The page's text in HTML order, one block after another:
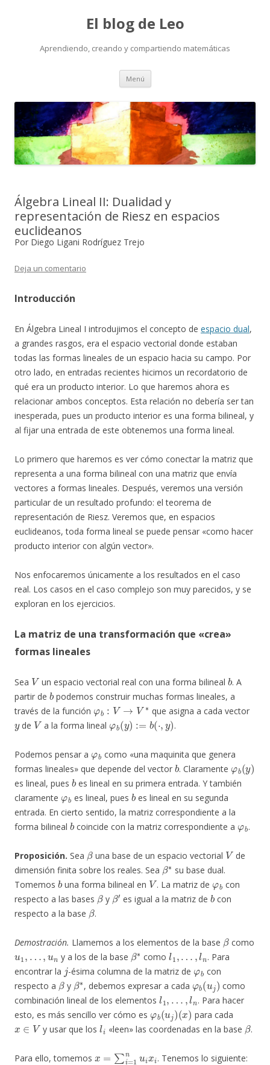
El blog de Leo
Aprendiendo, creando y compartiendo matemáticas
Menú Saltar
contenido
Álgebra Lineal II: Dualidad y
representación de Riesz en espacios
euclideanos
Por Diego Ligani Rodríguez Trejo
Deja un comentario
Introducción
En Álgebra Lineal I introdujimos el concepto de espacio dual,
a grandes rasgos, era el espacio vectorial donde estaban
todas las formas lineales de un espacio hacia su campo. Por
otro lado, en entradas recientes hicimos un recordatorio de
qué era un producto interior. Lo que haremos ahora es
relacionar ambos conceptos. Esta relación no debería ser tan
inesperada, pues un producto interior es una forma bilineal, y
al fijar una entrada de este obtenemos una forma lineal.
Lo primero que haremos es ver cómo conectar la matriz que
representa a una forma bilineal con una matriz que envía
vectores a formas lineales. Después, veremos una versión
particular de un resultado profundo: el teorema de
representación de Riesz. Veremos que, en espacios
euclideanos, toda forma lineal se puede pensar «como hacer
producto interior con algún vector».
Nos enfocaremos únicamente a los resultados en el caso
real. Los casos en el caso complejo son muy parecidos, y se
exploran en los ejercicios.
La matriz de una transformación que «crea»
formas lineales
Sea
V
un espacio vectorial real con una forma bilineal
b
. A
partir de
b
podemos construir muchas formas lineales, a
través de la función
φb:V→V ∗
que asigna a cada vector
y
de
V
a la forma lineal
φ b( y := (⋅,y)
.
Podemos pensar a
como «una maquinita que genera
formas lineales» que depende del vector
b
. Claramente
φ b( y
es lineal, pues
b
es lineal en su primera entrada. Y también
claramente
φb
es lineal, pues
b
es lineal en su segunda
entrada. En cierto sentido, la matriz correspondiente a la
forma bilineal
b
coincide con la matriz correspondiente a .
Proposición. Sea
β
una base de un espacio vectorial
V
de
dimensión finita sobre los reales. Sea
β∗
su base dual.
Tomemos
b
una forma bilineal en
V
. La matriz de
φb
con
respecto a las bases
β
y
β′
es igual a la matriz de
b
con
respecto a la base
β
.
Demostración. Llamemos a los elementos de la base
β
como
u1,…,un
y a los de la base
β∗
como
l1 …, ln
. Para
encontrar la
-ésima columna de la matriz de
φb
con
respecto a
β
y
β∗
, debemos expresar a cada
φb(uj)
como
combinación lineal de los elementos
l1 …,ln
. Para hacer
esto, es más sencillo ver cómo es
φ b(uj) ( x)
para cada
x∈V
y usar que los
li
«leen» las coordenadas en la base
β
.
Para ello, tomemos
i=1n
. Tenemos lo siguiente: